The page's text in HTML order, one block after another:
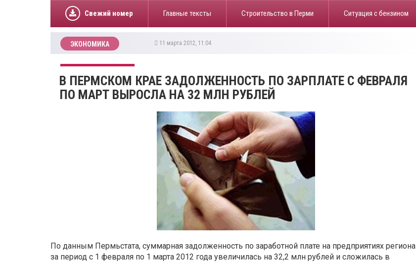
Свежий номер Главные тексты Строительство в Перми ​Ситуация с бензином
ЭКОНОМИКА 11 марта 2012, 11:04
В ПЕРМСКОМ КРАЕ ЗАДОЛЖЕННОСТЬ ПО ЗАРПЛАТЕ С ФЕВРАЛЯ
ПО МАРТ ВЫРОСЛА НА 32 МЛН РУБЛЕЙ
По данным Пермьстата, суммарная задолженность по заработной плате на предприятиях региона
за период с 1 февраля по 1 марта 2012 года увеличилась на 32,2 млн рублей и сложилась в